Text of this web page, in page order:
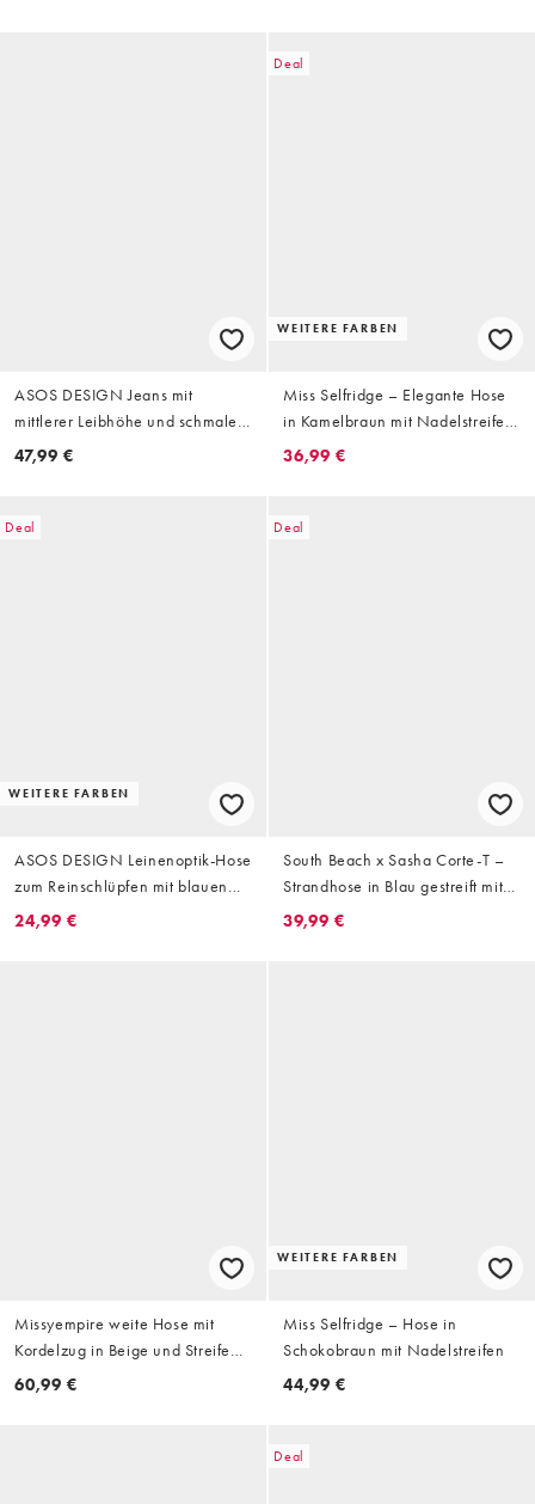
ASOS DESIGN Jeans mit
mittlerer Leibhöhe und schmalem
Bein in rosa Streifen
47,99 €
Deal
WEITERE FARBEN
Miss Selfridge – Elegante Hose
in Kamelbraun mit Nadelstreifen,
weitem Bein und Schnallendetail
36,99 €
Deal
WEITERE FARBEN
ASOS DESIGN Leinenoptik-Hose
zum Reinschlüpfen mit blauen
Streifen
24,99 €
Deal
South Beach x Sasha Corte-T –
Strandhose in Blau gestreift mit
weitem Bein
39,99 €
Missyempire weite Hose mit
Kordelzug in Beige und Streifen
in Maroon
60,99 €
WEITERE FARBEN
Miss Selfridge – Hose in
Schokobraun mit Nadelstreifen
44,99 €
Deal